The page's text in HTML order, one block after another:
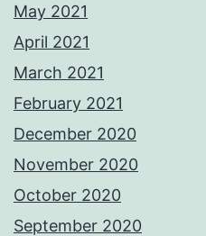
May 2021
April 2021
March 2021
February 2021
December 2020
November 2020
October 2020
September 2020